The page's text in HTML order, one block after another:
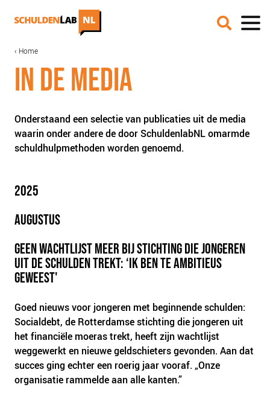
MAIN
NAVIGATION
IN DE MEDIA
ONZE AANPAK
FINANCIERING
IMPACTMETING
OPSCHALING
HOE WORD JE RIJK?
OVER ROOD
PLINKR NAZORG
DOORBRAAKMETHODE
COLLECTIEF SCHULDREGELEN
DE VOORZIENINGENWIJZER
NEDERLANDSE SCHULDHULPROUTE (NSR)
KRUIMELPAD
Home
IN DE MEDIA
Onderstaand een selectie van publicaties uit de media
waarin onder andere de door SchuldenlabNL omarmde
schuldhulpmethoden worden genoemd.
2025
AUGUSTUS
GEEN WACHTLIJST MEER BIJ STICHTING DIE JONGEREN
UIT DE SCHULDEN TREKT: ‘IK BEN TE AMBITIEUS
GEWEEST'
Goed nieuws voor jongeren met beginnende schulden:
Socialdebt, de Rotterdamse stichting die jongeren uit
het financiële moeras trekt, heeft zijn wachtlijst
weggewerkt en nieuwe geldschieters gevonden. Aan dat
succes ging echter een roerig jaar vooraf. „Onze
organisatie rammelde aan alle kanten.”